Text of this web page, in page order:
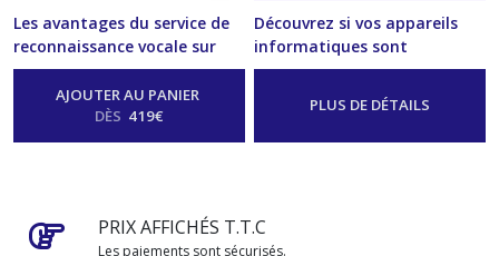
Les avantages du service de
reconnaissance vocale sur
Cloud pour PC et
Smartphone.-Service
AJOUTER AU PANIER
DÈS 419€
Découvrez si vos appareils
informatiques sont
compatibles avec nos
Service
PLUS DE DÉTAILS
PRIX AFFICHÉS T.T.C
Les paiements sont sécurisés.